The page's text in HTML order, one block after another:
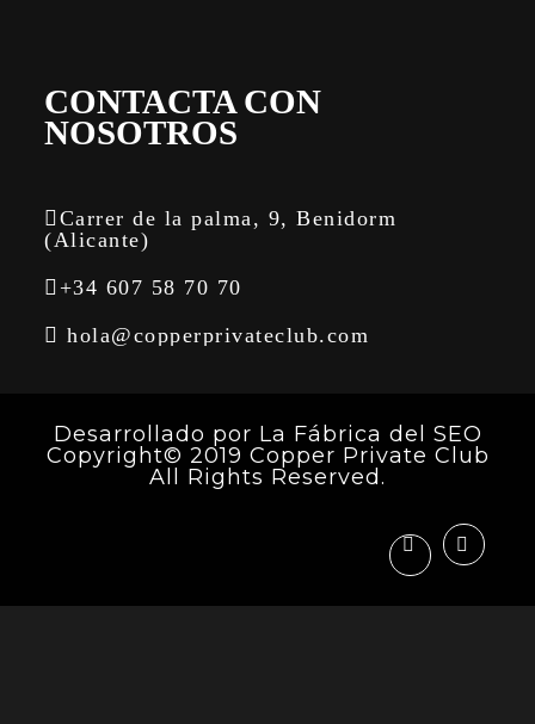
CONTACTA CON
NOSOTROS
Carrer de la palma, 9, Benidorm
(Alicante)
+34 607 58 70 70
hola@copperprivateclub.com
Desarrollado por La Fábrica del SEO
Copyright© 2019 Copper Private Club
All Rights Reserved.